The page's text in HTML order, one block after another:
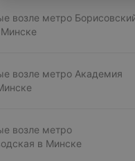
возле метро
возле метро Академия
возле метро
в Минске